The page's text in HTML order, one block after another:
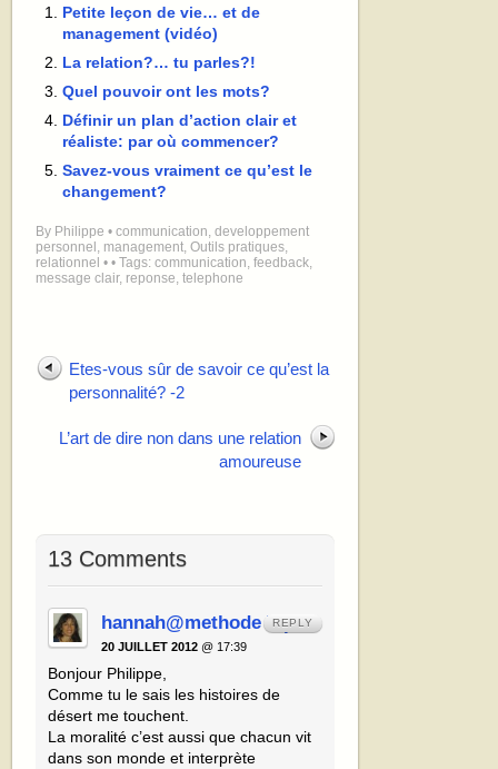
Petite leçon de vie… et de
management (vidéo)
La relation?… tu parles?!
Quel pouvoir ont les mots?
Définir un plan d’action clair et
réaliste: par où commencer?
Savez-vous vraiment ce qu’est le
changement?
By Philippe • communication,developpement
personnel , management,Outils pratiques,
relationnel • • Tags:communication,feedback,
message clair, reponse,telephone
Etes-vous sûr de savoir ce qu’est la
personnalité? -2
L’art de dire non dans une relation
amoureuse
13 Comments
hannah@methode Tipi
20 JUILLET 2012 @ 17:39
Bonjour Philippe,
Comme tu le sais les histoires de
désert me touchent.
La moralité c’est aussi que chacun vit
dans son monde et interprète
REPLY